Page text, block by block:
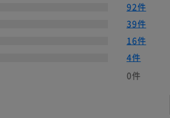
92件
39件
16件
4件
0件